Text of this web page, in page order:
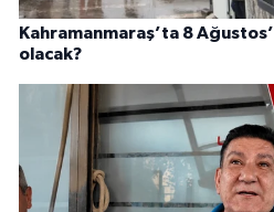
Kahramanmaraş’ta 8
olacak?